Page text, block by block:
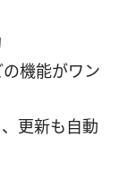
機能がワン
更新も自動